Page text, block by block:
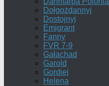
Dołgożdannyj
Dostojnyj
Emigrant
Fanny
FVR 7-9
Gałachad
Garold
Gordiej
Helena